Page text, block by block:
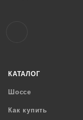
КАТАЛОГ
Шоссе
Как купить